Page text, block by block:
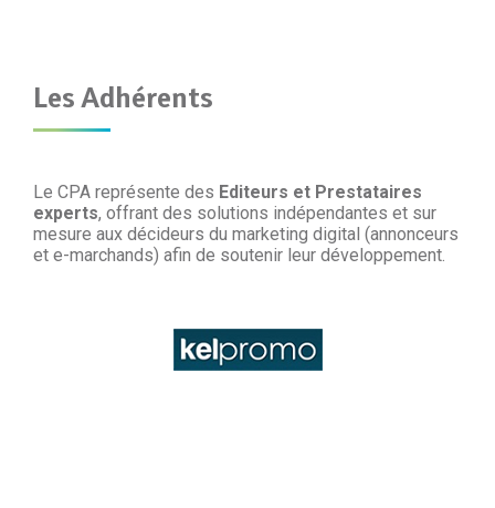
Les Adhérents
Le CPA représente des Editeurs et Prestataires
experts, offrant des solutions indépendantes et sur
mesure aux décideurs du marketing digital (annonceurs
et e-marchands) afin de soutenir leur développement.